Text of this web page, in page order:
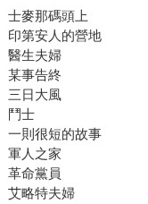
士麥那碼頭上
印第安人的營地
醫生夫婦
某事告終
三日大風
鬥士
一則很短的故事
軍人之家
革命黨員
艾略特夫婦